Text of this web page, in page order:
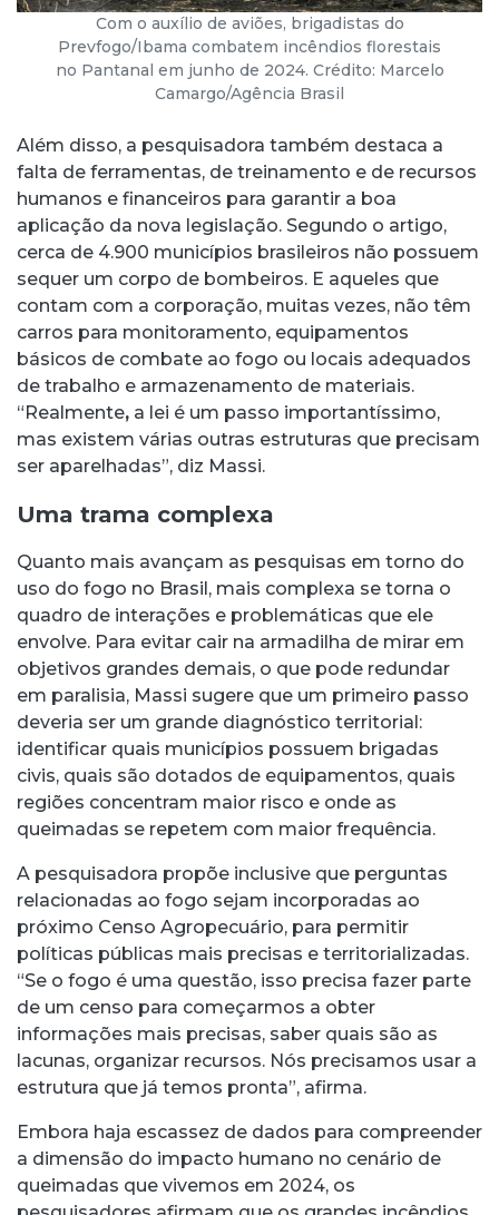
Com o auxílio de aviões, brigadistas do
Prevfogo/Ibama combatem incêndios florestais
no Pantanal em junho de 2024. Crédito: Marcelo
Camargo/Agência Brasil
Além disso, a pesquisadora também destaca a
falta de ferramentas, de treinamento e de recursos
humanos e financeiros para garantir a boa
aplicação da nova legislação. Segundo o artigo,
cerca de 4.900 municípios brasileiros não possuem
sequer um corpo de bombeiros. E aqueles que
contam com a corporação, muitas vezes, não têm
carros para monitoramento, equipamentos
básicos de combate ao fogo ou locais adequados
de trabalho e armazenamento de materiais.
“Realmente, a lei é um passo importantíssimo,
mas existem várias outras estruturas que precisam
ser aparelhadas”, diz Massi.
Uma trama complexa
Quanto mais avançam as pesquisas em torno do
uso do fogo no Brasil, mais complexa se torna o
quadro de interações e problemáticas que ele
envolve. Para evitar cair na armadilha de mirar em
objetivos grandes demais, o que pode redundar
em paralisia, Massi sugere que um primeiro passo
deveria ser um grande diagnóstico territorial:
identificar quais municípios possuem brigadas
civis, quais são dotados de equipamentos, quais
regiões concentram maior risco e onde as
queimadas se repetem com maior frequência.
A pesquisadora propõe inclusive que perguntas
relacionadas ao fogo sejam incorporadas ao
próximo Censo Agropecuário, para permitir
políticas públicas mais precisas e territorializadas.
“Se o fogo é uma questão, isso precisa fazer parte
de um censo para começarmos a obter
informações mais precisas, saber quais são as
lacunas, organizar recursos. Nós precisamos usar a
estrutura que já temos pronta”, afirma.
Embora haja escassez de dados para compreender
a dimensão do impacto humano no cenário de
queimadas que vivemos em 2024, os